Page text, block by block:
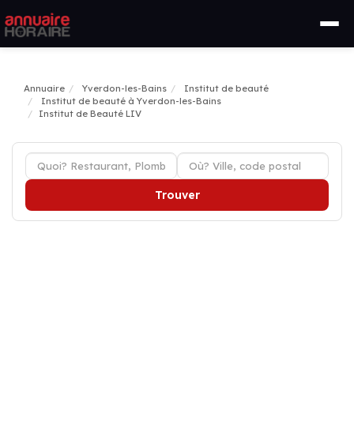
Annuaire Yverdon-les-Bains
Institut de beauté
Institut de beauté à Yverdon-les-Bains
Institut de Beauté LIV
Trouver